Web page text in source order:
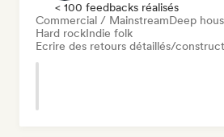
< 100 feedbacks réalisés
Commercial / MainstreamDeep
Hard rockIndie folk
Ecrire des retours détaillés/